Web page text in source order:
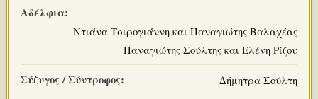
Αδέλφια:
Ντιάνα Τσιρογιάννη και Παναγιώτης Βαλαχέας
Παναγιώτης Σούλτης και Ελένη Ρίζου
Σύζυγος / Σύντροφος: Δήμητρα Σούλτη